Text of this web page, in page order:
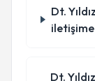
Dt.
Dt.